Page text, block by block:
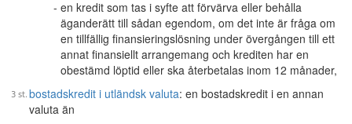
en kredit som tas i syfte att förvärva eller behålla
äganderätt till sådan egendom, om det inte är fråga om
en tillfällig finansieringslösning under övergången till ett
annat finansiellt arrangemang och krediten har en
obestämd löptid eller ska återbetalas inom 12 månader,
bostadskredit i utländsk valuta: en bostadskredit i en annan
valuta än